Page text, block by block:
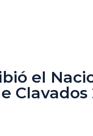
el
Clavados